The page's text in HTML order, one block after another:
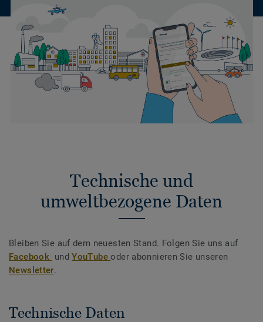
Technische und
umweltbezogene Daten
Bleiben Sie auf dem neuesten Stand. Folgen Sie uns auf
Facebook undYouTubeoder abonnieren Sie unseren
Newsletter.
Technische Daten